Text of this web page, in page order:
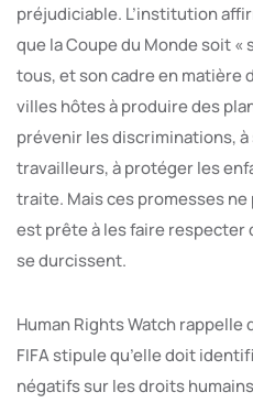
préjudiciable. L’institution
que la Coupe du Monde soit
tous, et son cadre en matière
villes hôtes à produire des
prévenir les discriminations,
travailleurs, à protéger les
traite. Mais ces promesses ne
est prête à les faire
se durcissent.
Human Rights Watch
FIFA stipule qu’elle doit
négatifs sur les droits